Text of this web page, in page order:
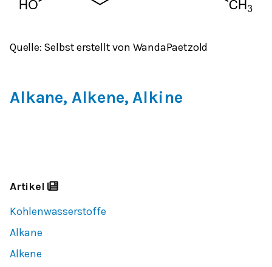
Quelle: Selbst erstellt von WandaPaetzold
Alkane, Alkene, Alkine
Artikel
Kohlenwasserstoffe
Alkane
Alkene